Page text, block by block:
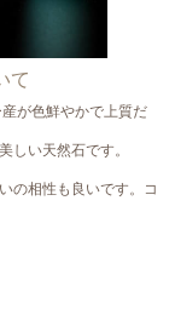
て
が色鮮やかで上質だ
しい天然石です。
の相性も良いです。コ